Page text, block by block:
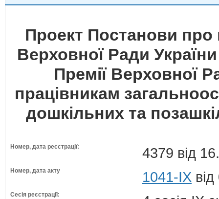
Проект Постанови про
Верховної Ради
Премії Верховної
працівникам
дошкільних та
Номер, дата реєстрації: 4379 від
Номер, дата акту 1041-IX
Сесія реєстрації: